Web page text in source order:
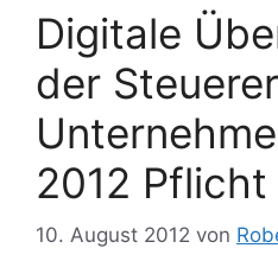
Digitale
der
2012 Pflicht
10. August 2012 von